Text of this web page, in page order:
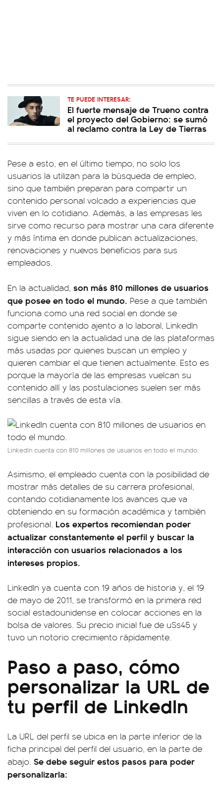
TE PUEDE INTERESAR:
El fuerte mensaje de Trueno contra
el proyecto del Gobierno: se sumó
al reclamo contra la Ley de Tierras
Pese a esto, en el último tiempo, no solo los
usuarios la utilizan para la búsqueda de empleo,
sino que también preparan para compartir un
contenido personal volcado a experiencias que
viven en lo cotidiano. Además, a las empresas les
sirve como recurso para mostrar una cara diferente
y más íntima en donde publican actualizaciones,
renovaciones y nuevos beneficios para sus
empleados.
En la actualidad, son más 810 millones de usuarios
que posee en todo el mundo. Pese a que también
funciona como una red social en donde se
comparte contenido ajento a lo laboral, LinkedIn
sigue siendo en la actualidad una de las plataformas
más usadas por quienes buscan un empleo y
quieren cambiar el que tienen actualmente. Esto es
porque la mayoría de las empresas vuelcan su
contenido allí y las postulaciones suelen ser más
sencillas a través de esta vía.
LinkedIn cuenta con 810 millones de usuarios en todo el mundo.
Asimismo, el empleado cuenta con la posibilidad de
mostrar más detalles de su carrera profesional,
contando cotidianamente los avances que va
obteniendo en su formación académica y también
profesional. Los expertos recomiendan poder
actualizar constantemente el perfil y buscar la
interacción con usuarios relacionados a los
intereses propios.
LinkedIn ya cuenta con 19 años de historia y, el 19
de mayo de 2011, se transformó en la primera red
social estadounidense en colocar acciones en la
bolsa de valores. Su precio inicial fue de u$s45 y
tuvo un notorio crecimiento rápidamente.
Paso a paso, cómo
personalizar la URL de
tu perfil de LinkedIn
La URL del perfil se ubica en la parte inferior de la
ficha principal del perfil del usuario, en la parte de
abajo. Se debe seguir estos pasos para poder
personalizarla: